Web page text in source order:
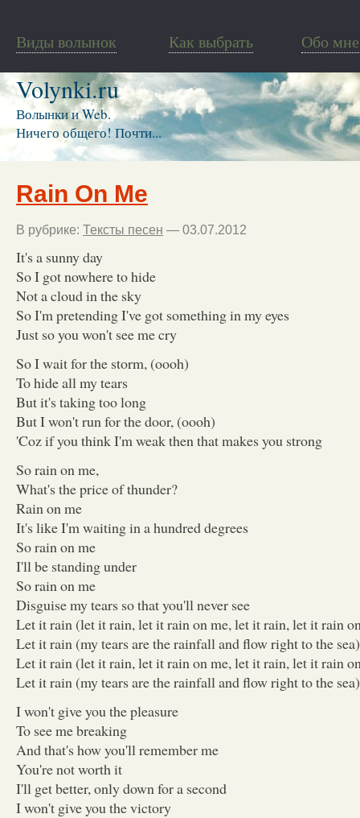
Виды волынок Как выбрать Обо мне
Volynki.ru
Волынки и Web.
Ничего общего! Почти...
Rain On Me
В рубрике: Тексты песен — 03.07.2012
It's a sunny day
So I got nowhere to hide
Not a cloud in the sky
So I'm pretending I've got something in my eyes
Just so you won't see me cry
So I wait for the storm, (oooh)
To hide all my tears
But it's taking too long
But I won't run for the door, (oooh)
'Coz if you think I'm weak then that makes you strong
So rain on me,
What's the price of thunder?
Rain on me
It's like I'm waiting in a hundred degrees
So rain on me
I'll be standing under
So rain on me
Disguise my tears so that you'll never see
Let it rain (let it rain, let it rain on me, let it rain, let it rain
Let it rain (my tears are the rainfall and flow right to the sea)
Let it rain (let it rain, let it rain on me, let it rain, let it rain
Let it rain (my tears are the rainfall and flow right to the sea)
I won't give you the pleasure
To see me breaking
And that's how you'll remember me
You're not worth it
I'll get better, only down for a second
I won't give you the victory